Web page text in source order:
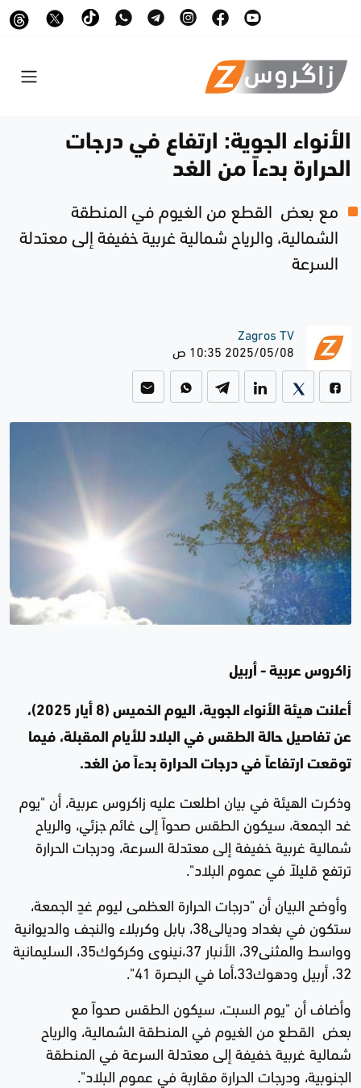
الأنواء الجوية: ارتفاع في درجات
الحرارة بدءاً من الغد
مع بعض القطع من الغيوم في المنطقة
الشمالية، والرياح شمالية غربية خفيفة إلى معتدلة
السرعة
Zagros TV
2025/05/08 10:35 ص
زاكروس عربية - أربيل
أعلنت هيئة الأنواء الجوية، اليوم الخميس (8 أيار 2025)،
عن تفاصيل حالة الطقس في البلاد للأيام المقبلة، فيما
توقعت ارتفاعاً في درجات الحرارة بدءاً من الغد.
وذكرت الهيئة في بيان اطلعت عليه زاكروس عربية، أن "يوم
غد الجمعة، سيكون الطقس صحواً إلى غائم جزئي، والرياح
شمالية غربية خفيفة إلى معتدلة السرعة، ودرجات الحرارة
ترتفع قليلاً في عموم البلاد".
وأوضح البيان أن "درجات الحرارة العظمى ليوم غدٍ الجمعة،
ستكون في بغداد وديالى38، بابل وكربلاء والنجف والديوانية
وواسط والمثنى39، الأنبار 37،نينوى وكركوك35، السليمانية
32، أربيل ودهوك33،أما في البصرة 41".
وأضاف أن "يوم السبت، سيكون الطقس صحواً مع
بعض القطع من الغيوم في المنطقة الشمالية، والرياح
شمالية غربية خفيفة إلى معتدلة السرعة في المنطقة
الجنوبية، ودرجات الحرارة مقاربة في عموم البلاد".